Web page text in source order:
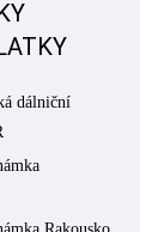
dálniční